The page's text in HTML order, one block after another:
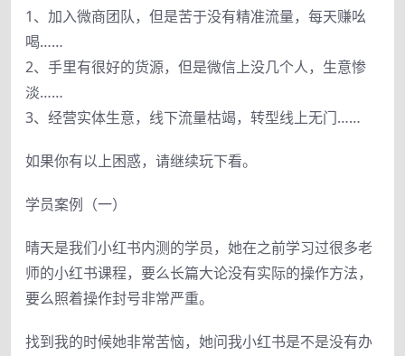
1、加入微商团队，但是苦于没有精准流量，每天赚吆
喝……
2、手里有很好的货源，但是微信上没几个人，生意惨
淡……
3、经营实体生意，线下流量枯竭，转型线上无门……
如果你有以上困惑，请继续玩下看。
学员案例（一）
晴天是我们小红书内测的学员，她在之前学习过很多老
师的小红书课程，要么长篇大论没有实际的操作方法，
要么照着操作封号非常严重。
找到我的时候她非常苦恼，她问我小红书是不是没有办